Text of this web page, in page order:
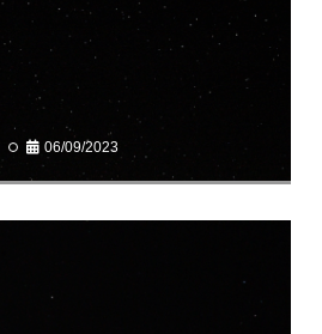
06/09/2023